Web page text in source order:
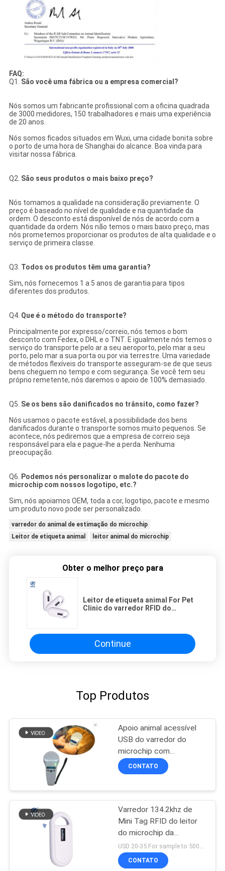
FAQ:
Q1. São você uma fábrica ou a empresa comercial?
Nós somos um fabricante profissional com a oficina quadrada
de 3000 medidores, 150 trabalhadores e mais uma experiência
de 20 anos.
Nós somos ficados situados em Wuxi, uma cidade bonita sobre
o porto de uma hora de Shanghai do alcance. Boa vinda para
visitar nossa fábrica.
Q2. São seus produtos o mais baixo preço?
Nós tomamos a qualidade na consideração previamente. O
preço é baseado no nível de qualidade e na quantidade da
ordem. O desconto está disponível de nós de acordo com a
quantidade da ordem. Nós não temos o mais baixo preço, mas
nós prometemos proporcionar os produtos de alta qualidade e o
serviço de primeira classe.
Q3. Todos os produtos têm uma garantia?
Sim, nós fornecemos 1 a 5 anos de garantia para tipos
diferentes dos produtos.
Q4. Que é o método do transporte?
Principalmente por expresso/correio, nós temos o bom
desconto com Fedex, o DHL e o TNT. E igualmente nós temos o
serviço do transporte pelo ar a seu aeroporto, pelo mar a seu
porto, pelo mar a sua porta ou por via terrestre. Uma variedade
de métodos flexíveis do transporte asseguram-se de que seus
bens cheguem no tempo e com segurança. Se você tem seu
próprio remetente, nós daremos o apoio de 100% demasiado.
Q5. Se os bens são danificados no trânsito, como fazer?
Nós usamos o pacote estável, a possibilidade dos bens
danificados durante o transporte somos muito pequenos. Se
acontece, nós pediremos que a empresa de correio seja
responsável para ela e pague-lhe a perda. Nenhuma
preocupação.
Q6.
Podemos nós personalizar o malote do pacote do
microchip com nossos logotipo, etc.?
Sim, nós apoiamos OEM, toda a cor, logotipo, pacote e mesmo
um produto novo pode ser personalizado.
varredor do animal de estimação do microchip
Leitor de etiqueta animal
leitor animal do microchip
Obter o melhor preço para
Leitor de etiqueta animal For Pet
Clinic do varredor RFID do
Continue
Top Produtos
Apoio animal acessível
USB do varredor do
microchip com
armazenamento de
dados 1000 dos
CONTATO
Varredor 134.2khz de
Mini Tag RFID do leitor
do microchip da
identificação de HanheldUSD 20-35 For sample to 500pcs MOQ:1PCS
CONTATO